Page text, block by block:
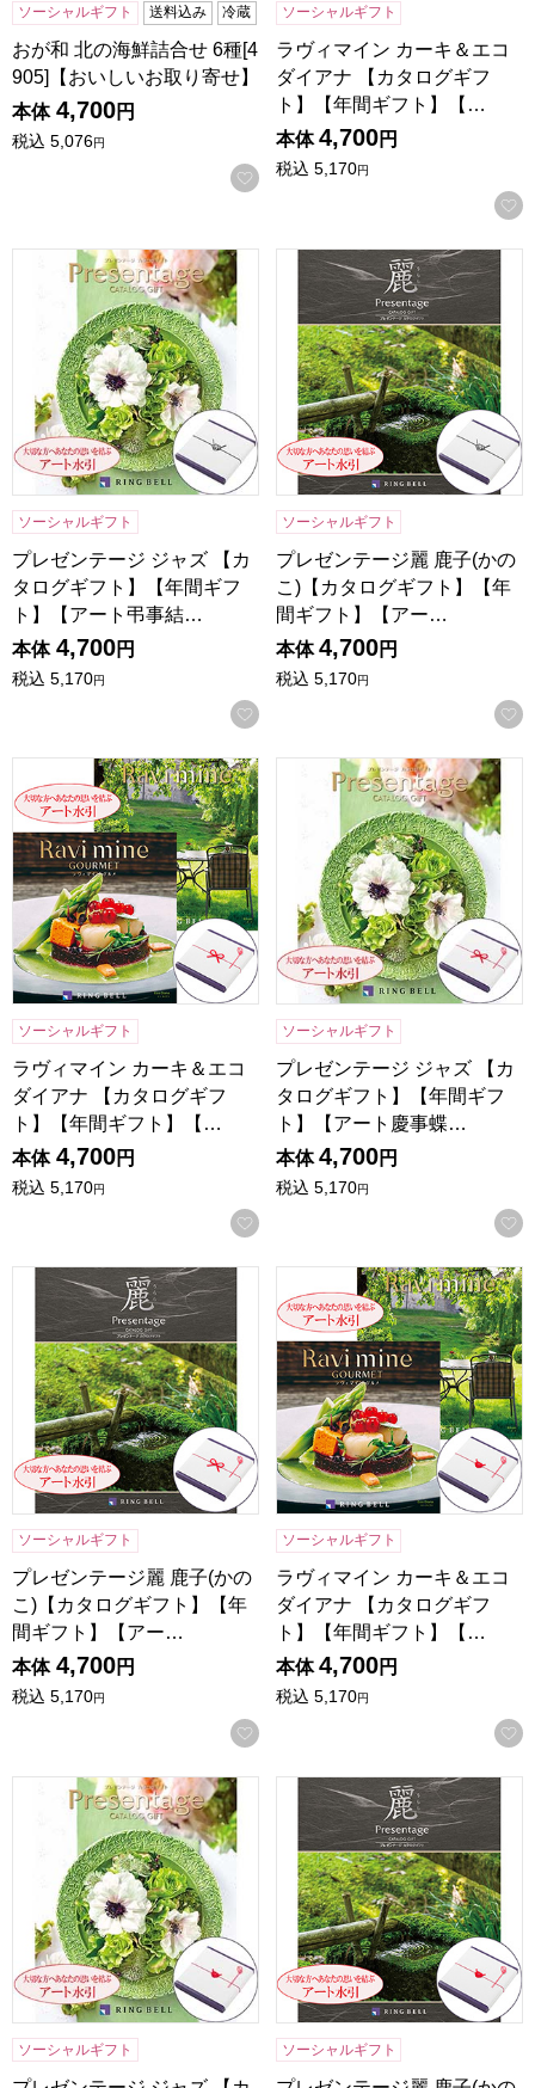
ソーシャルギフト 送料込み 冷蔵
おが和 北の海鮮詰合せ 6種[4
905]【おいしいお取り寄せ】
本体 4,700円
税込 5,076円
お気に入りに登録する
ソーシャルギフト
ラヴィマイン カーキ＆エコ
ダイアナ 【カタログギフ
ト】【年間ギフト】【…
本体 4,700円
税込 5,170円
プレゼンテージ ジャズ 【カタログギフト】【年間ギフト】
ソーシャルギフト
プレゼンテージ ジャズ 【カ
タログギフト】【年間ギフ
ト】【アート弔事結…
本体 4,700円
税込 5,170円
お気に入りに登録する
プレゼンテージ麗 鹿子(かの
ソーシャルギフト
プレゼンテージ麗 鹿子(かの
こ)【カタログギフト】【年
間ギフト】【アー…
本体 4,700円
税込 5,170円
ラヴィマイン カーキ＆エコダイアナ 【カタログギフト】【
ソーシャルギフト
ラヴィマイン カーキ＆エコ
ダイアナ 【カタログギフ
ト】【年間ギフト】【…
本体 4,700円
税込 5,170円
お気に入りに登録する
プレゼンテージ ジャズ 【カ
ソーシャルギフト
プレゼンテージ ジャズ 【カ
タログギフト】【年間ギフ
ト】【アート慶事蝶…
本体 4,700円
税込 5,170円
プレゼンテージ麗 鹿子(かのこ)【カタログギフト】【年間
ソーシャルギフト
プレゼンテージ麗 鹿子(かの
こ)【カタログギフト】【年
間ギフト】【アー…
本体 4,700円
税込 5,170円
お気に入りに登録する
ラヴィマイン カーキ＆エコ
ソーシャルギフト
ラヴィマイン カーキ＆エコ
ダイアナ 【カタログギフ
ト】【年間ギフト】【…
本体 4,700円
税込 5,170円
プレゼンテージ ジャズ 【カタログギフト】【年間ギフト】
ソーシャルギフト
プレゼンテージ麗 鹿子(かの
ソーシャルギフト